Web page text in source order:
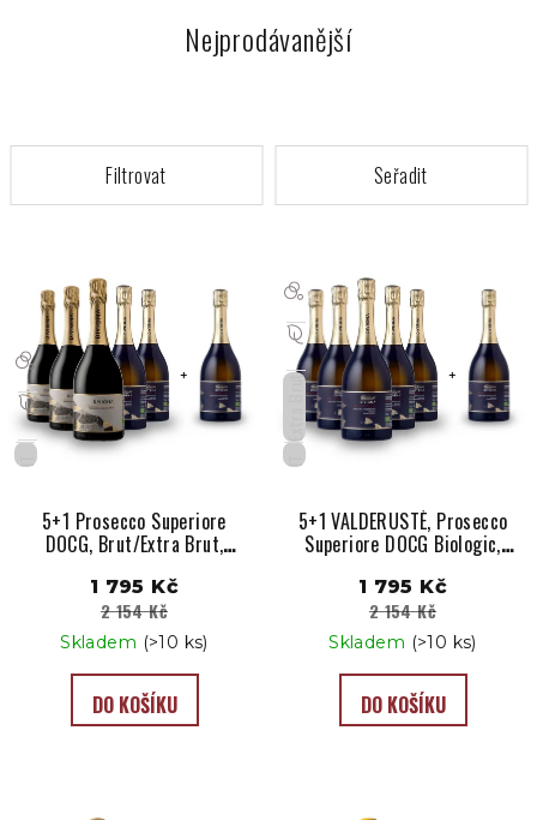
Nejprodávanější
s
p
o
IT
5+1 Prosecco Superiore
DOCG, Brut/Extra Brut,
1 795 Kč
2 154 Kč
Skladem (>10 ks)
DO KOŠÍKU
IT
Extra Brut
5+1 VALDERUSTÈ, Prosecco
Superiore DOCG Biologic,
1 795 Kč
2 154 Kč
Skladem (>10 ks)
DO KOŠÍKU